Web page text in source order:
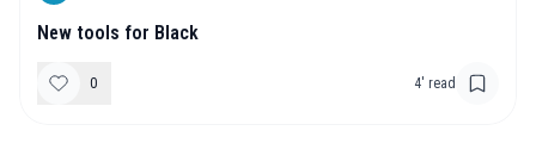
New tools for Black
0 4' read